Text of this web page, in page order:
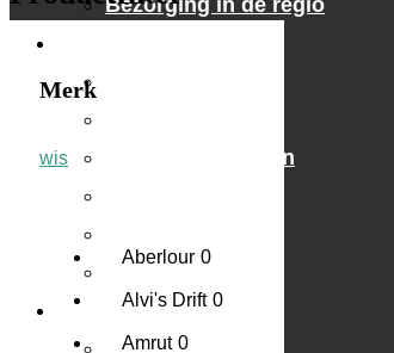
Bezorging in de regio
Mousserende Wijn
Whisky
Whisky
Merk
wis
Aberlour 0
Alvi's Drift 0
Amrut 0